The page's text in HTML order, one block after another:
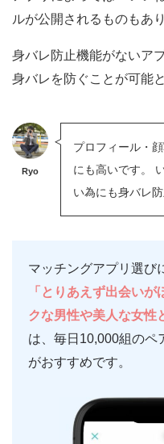
ルが公開されるものもあ
身バレ防止機能がないア
身バレを防ぐことが可能
Ryo
プロフィール・
にも高いです。
い為にも身バレ
マッチングアプリ選び
「とりあえず出会い
クな男性や美人な女性
は、毎日10,000組のペ
がおすすめです。